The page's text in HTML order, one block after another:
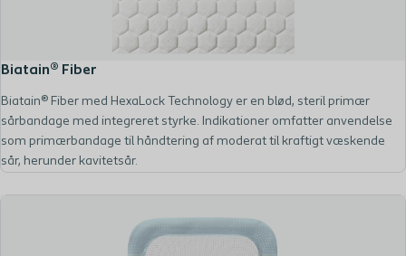
Biatain® Fiber
Biatain® Fiber med HexaLock Technology er en blød, steril primær
sårbandage med integreret styrke. Indikationer omfatter anvendelse
som primærbandage til håndtering af moderat til kraftigt væskende
sår, herunder kavitetsår.